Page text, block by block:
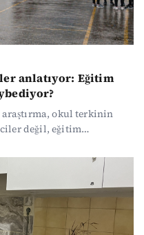
anlatıyor: Eğitim
okul terkinin
değil, eğitim
yerine sistem dışına
odaklı yapı, yetersiz